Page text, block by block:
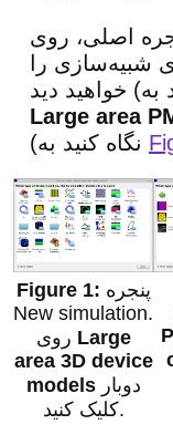
شبیه‌سازی را
Large area
پنجره
New simulation.
Large
area 3D device
modelsدوبار
کلیک کنید.